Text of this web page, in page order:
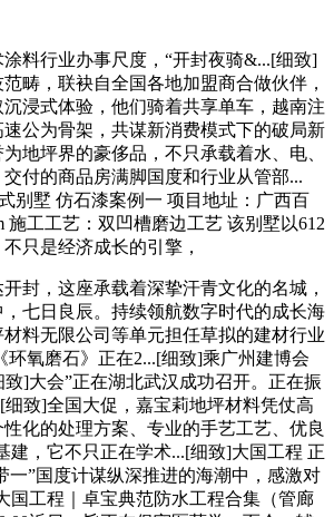
行业办事尺度，“开封夜骑&...[细致]
畴，联袂自全国各地加盟商合做伙伴，
浸式体验，他们骑着共享单车，越南注
公为骨架，共谋新消费模式下的破局新
地坪界的豪侈品，不只承载着水、电、
付的商品房满脚国度和行业从管部...
别墅 仿石漆案例一 项目地址：广西百
施工工艺：双凹槽磨边工艺 该别墅以612
只是经济成长的引擎，
，这座承载着深挚汗青文化的名城，
七日良辰。持续领航数字时代的成长海
料无限公司等单元担任草拟的建材行业
环氧磨石》正在2...[细致]乘广州建博会
]大会”正在湖北武汉成功召开。正在振
致]全国大促，嘉宝莉地坪材料凭仗高
化的处理方案、专业的手艺工艺、优良
建，它不只正在学术...[细致]大国工程 正
一”国度计谋纵深推进的海潮中，感激对
国工程｜卓宝典范防水工程合集（管廊